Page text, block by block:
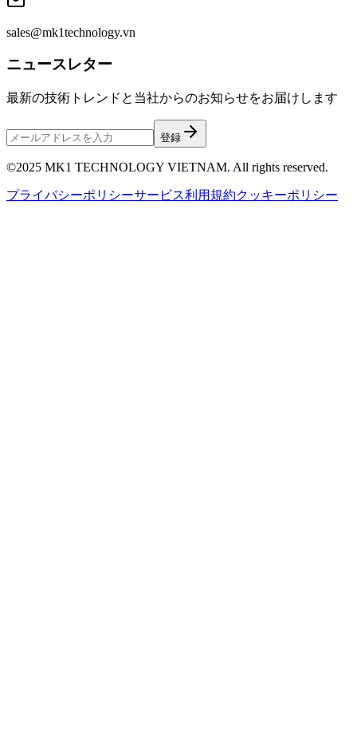
sales@mk1technology.vn
ニュースレター
最新の技術トレンドと当社からのお知らせをお届けします
登録
©2025 MK1 TECHNOLOGY VIETNAM. All rights reserved.
プライバシーポリシーサービス利用規約クッキーポリシー